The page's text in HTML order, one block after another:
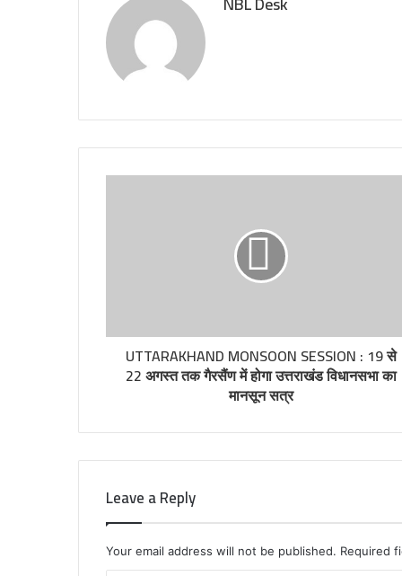
UTTARAKHAND MONSOON SESSION : 19 से
22 अगस्त तक गैरसैंण में होगा उत्तराखंड विधानसभा का
मानसून सत्र
Leave a Reply
Your email address will not be published. Required